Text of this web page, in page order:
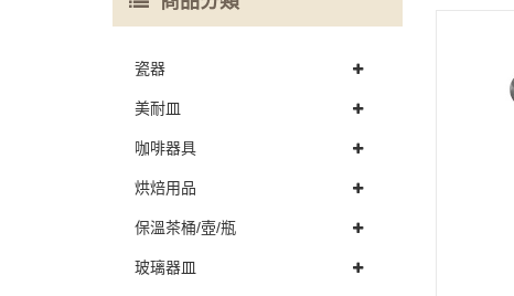
瓷器
美耐皿
咖啡器具
烘焙用品
保溫茶桶/壺/瓶
玻璃器皿